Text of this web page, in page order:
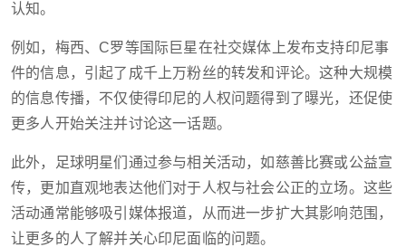
认知。
例如，梅西、C罗等国际巨星在社交媒体上发布支持印尼事
件的信息，引起了成千上万粉丝的转发和评论。这种大规模
的信息传播，不仅使得印尼的人权问题得到了曝光，还促使
更多人开始关注并讨论这一话题。
此外，足球明星们通过参与相关活动，如慈善比赛或公益宣
传，更加直观地表达他们对于人权与社会公正的立场。这些
活动通常能够吸引媒体报道，从而进一步扩大其影响范围，
让更多的人了解并关心印尼面临的问题。